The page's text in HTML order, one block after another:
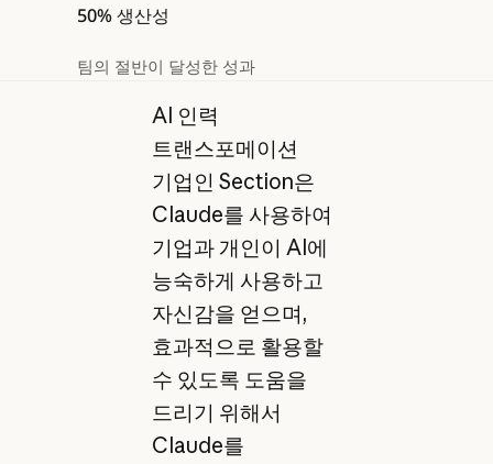
50% 생산성
팀의 절반이 달성한 성과
AI 인력
트랜스포메이션
기업인 Section은
Claude를 사용하여
기업과 개인이 AI에
능숙하게 사용하고
자신감을 얻으며,
효과적으로 활용할
수 있도록 도움을
드리기 위해서
Claude를